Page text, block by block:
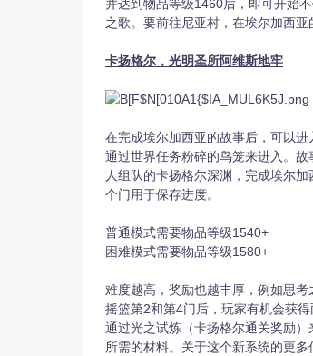
并达到物品等级1460后，即可开始
之歌。要前往尼亚村，在埃尔加西
卡扬格尔，光明圣所阿维斯地牢
在完成埃尔加西亚的故事后，可以
通过世界任务粉碎的鸟笼来进入。
人组队的卡扬格尔深渊，完成埃尔
个门用于保存进度。
普通模式需要物品等级1540+
困难模式需要物品等级1580+
难度越高，奖励也越丰厚，例如思
摇篮第2和第4门后，玩家有机会获
通过光之试炼（卡扬格尔通关奖励
所需的材料。关于这个新系统的更多